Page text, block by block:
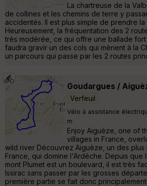
La chartreuse de la
de collines et les chemins de terre y
accidentés. Il est plus simple de prendre la
Heureusement, la fréquentation des 2
très modérée, ce qui offre une ballade fort
faudra gravir un des cols qui mènent à la
un parcours qui passe par les 2 routes
Goudargues /
Verfeuil
Vélo à assistance
m
Enjoy Aiguèze, one of
villages in France,
wild river Découvrez Aiguèze, un des
France, qui domine l'Ardéche. Depuis que
mont Plumet est un boulevard, il est très
Issirac sans passer par les grosses
première partie se fait donc principalement